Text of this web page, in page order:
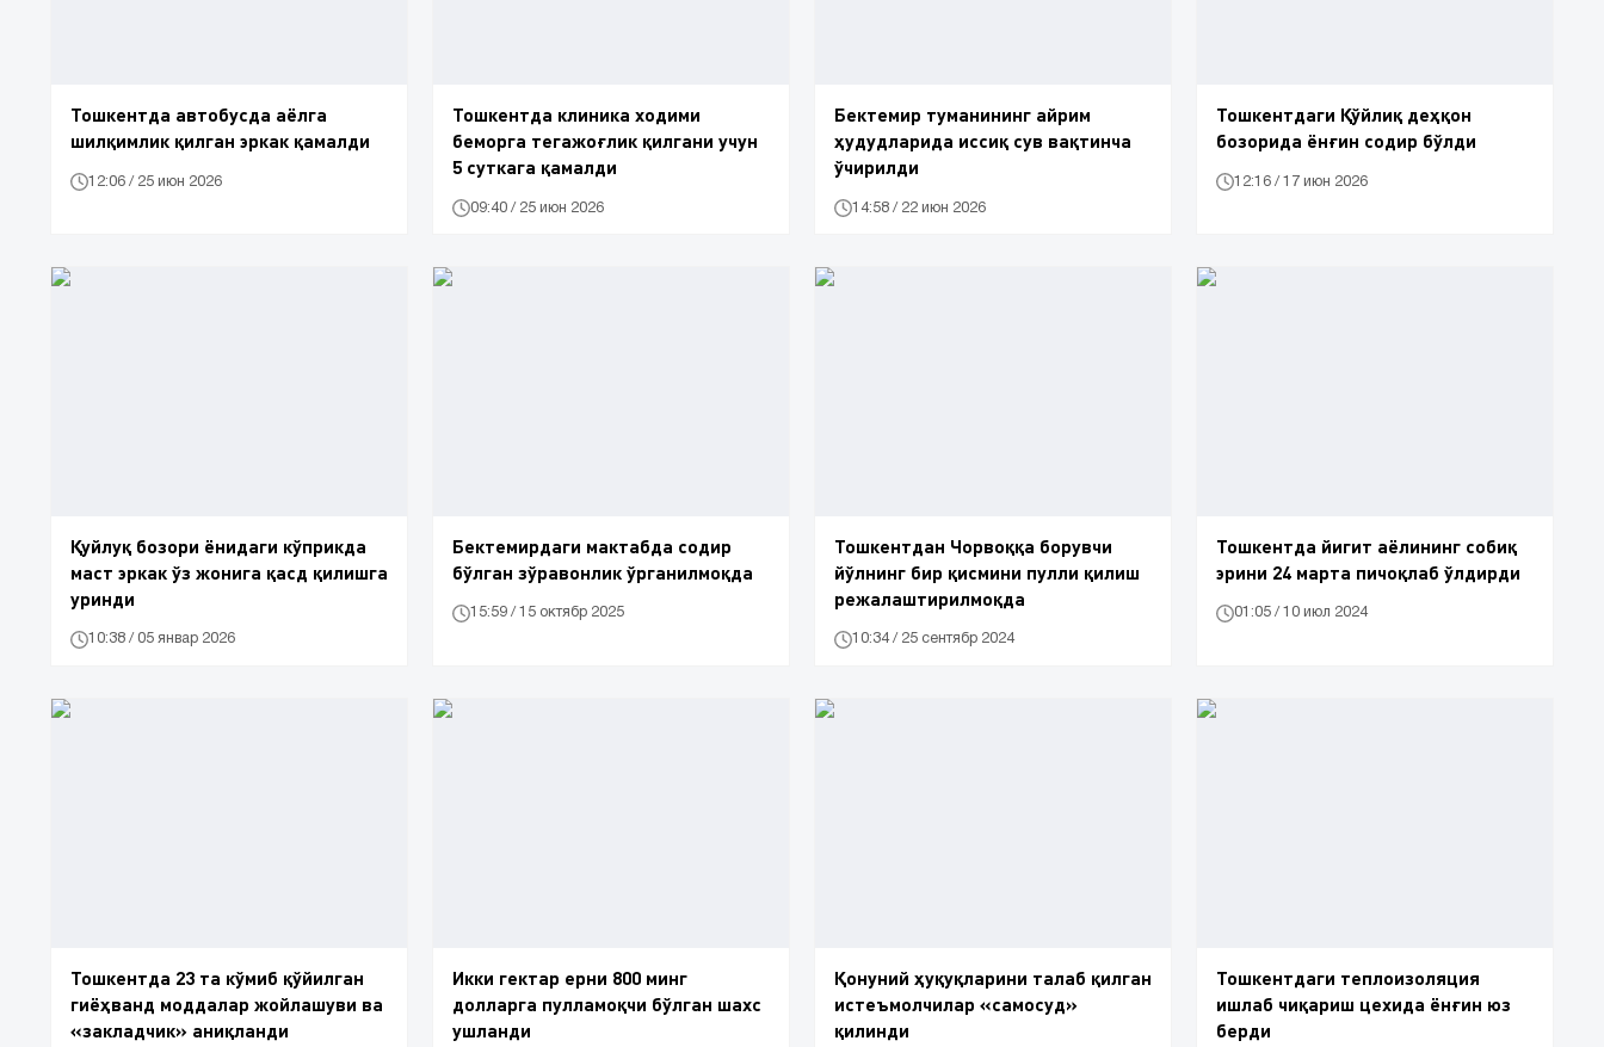
Тошкентда автобусда аёлга
шилқимлик қилган эркак қамалди
12:06 / 25 июн 2026
Тошкентда клиника ходими
беморга тегажоғлик қилгани учун
5 суткага қамалди
09:40 / 25 июн 2026
Бектемир туманининг айрим
ҳудудларида иссиқ сув вақтинча
ўчирилди
14:58 / 22 июн 2026
Тошкентдаги Қўйлиқ деҳқон
бозорида ёнғин содир бўлди
12:16 / 17 июн 2026
Қуйлуқ бозори ёнидаги кўприкда
маст эркак ўз жонига қасд қилишга
уринди
10:38 / 05 январ 2026
Бектемирдаги мактабда содир
бўлган зўравонлик ўрганилмоқда
15:59 / 15 октябр 2025
Тошкентдан Чорвоққа борувчи
йўлнинг бир қисмини пулли қилиш
режалаштирилмоқда
10:34 / 25 сентябр 2024
Тошкентда йигит аёлининг собиқ
эрини 24 марта пичоқлаб ўлдирди
01:05 / 10 июл 2024
Тошкентда 23 та кўмиб қўйилган
гиёҳванд моддалар жойлашуви ва
«закладчик» аниқланди
Икки гектар ерни 800 минг
долларга пулламоқчи бўлган шахс
ушланди
Қонуний ҳуқуқларини талаб қилган
истеъмолчилар «самосуд»
қилинди
Тошкентдаги теплоизоляция
ишлаб чиқариш цехида ёнғин юз
берди